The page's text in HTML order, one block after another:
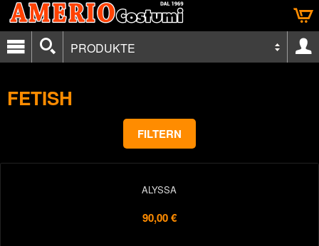
PRODUKTE
FETISH
FILTERN
ALYSSA
90,00 €